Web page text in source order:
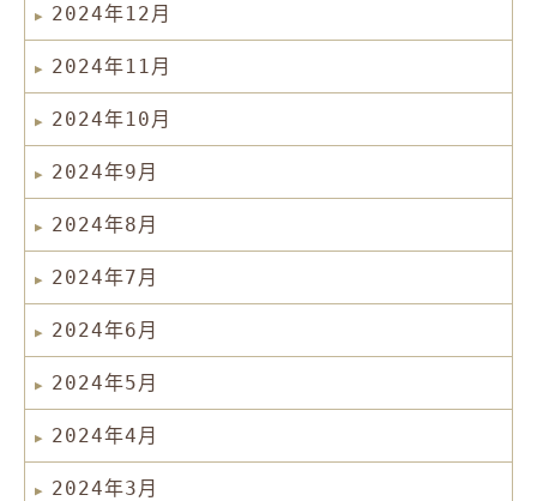
2024年12月
2024年11月
2024年10月
2024年9月
2024年8月
2024年7月
2024年6月
2024年5月
2024年4月
2024年3月